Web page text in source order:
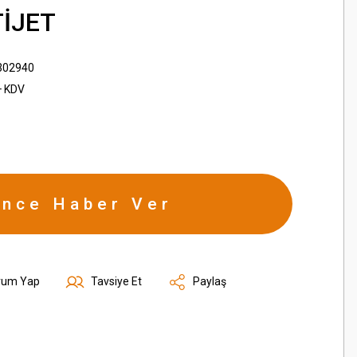
KDV
Haber Ver
Yap Tavsiye Et Paylaş